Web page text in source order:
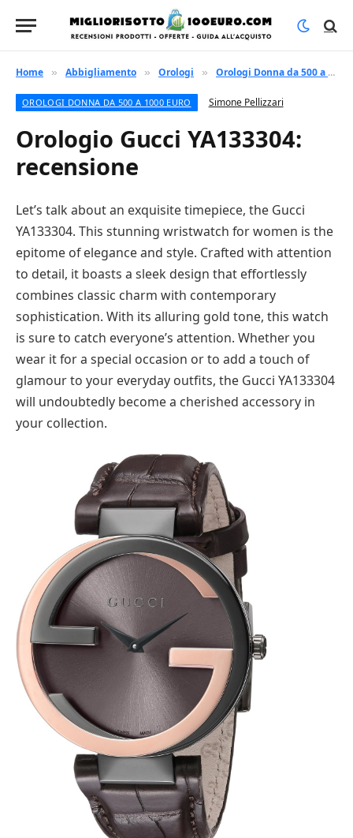
Home » Abbigliamento » Orologi » Orologi Donna da 500 a 1000 euro
OROLOGI DONNA DA 500 A 1000 EURO Simone Pellizzari
Orologio Gucci YA133304:
recensione
Let’s talk about an exquisite timepiece, the Gucci
YA133304. This stunning wristwatch for women is the
epitome of elegance and style. Crafted with attention
to detail, it boasts a sleek design that effortlessly
combines classic charm with contemporary
sophistication. With its alluring gold tone, this watch
is sure to catch everyone’s attention. Whether you
wear it for a special occasion or to add a touch of
glamour to your everyday outfits, the Gucci YA133304
will undoubtedly become a cherished accessory in
your collection.